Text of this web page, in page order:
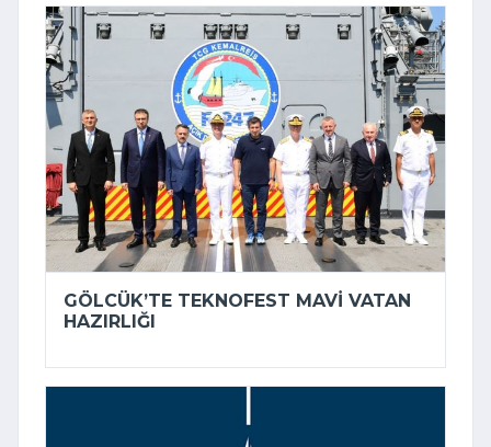
GÖLCÜK’TE TEKNOFEST MAVI VATAN
HAZIRLIĞI